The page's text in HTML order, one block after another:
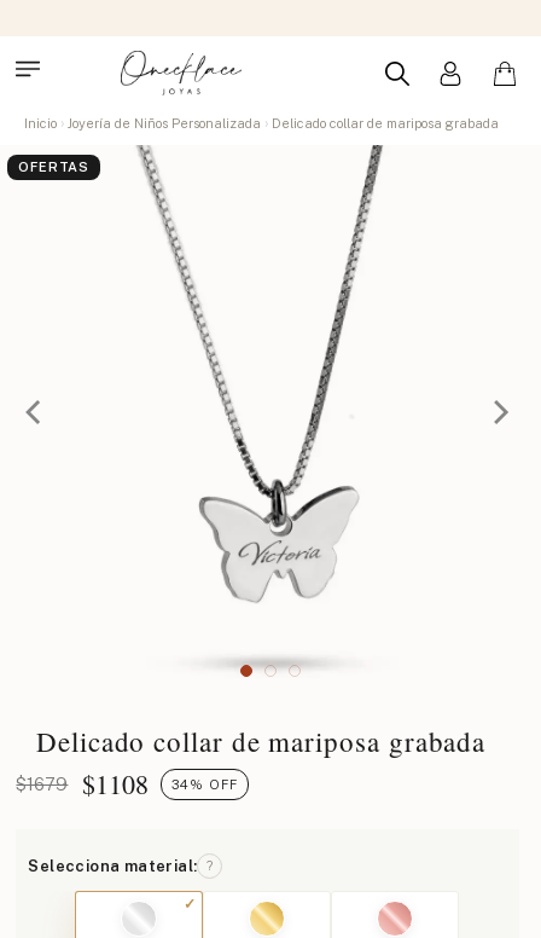
Inicio Joyería de Niños Personalizada Delicado collar de mariposa grabada
OFERTAS
Delicado collar de mariposa grabada
$1679 $1108 34% OFF
Selecciona material: ?